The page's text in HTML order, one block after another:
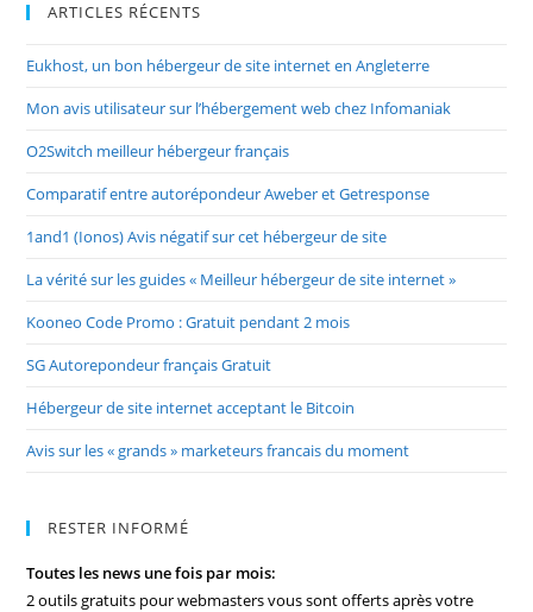
ARTICLES RÉCENTS
Eukhost, un bon hébergeur de site internet en Angleterre
Mon avis utilisateur sur l’hébergement web chez Infomaniak
O2Switch meilleur hébergeur français
Comparatif entre autorépondeur Aweber et Getresponse
1and1 (Ionos) Avis négatif sur cet hébergeur de site
La vérité sur les guides « Meilleur hébergeur de site internet »
Kooneo Code Promo : Gratuit pendant 2 mois
SG Autorepondeur français Gratuit
Hébergeur de site internet acceptant le Bitcoin
Avis sur les « grands » marketeurs francais du moment
RESTER INFORMÉ
Toutes les news une fois par mois:
2 outils gratuits pour webmasters vous sont offerts après votre